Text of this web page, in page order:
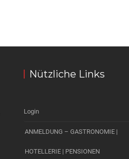
Nützliche Links
Login
ANMELDUNG – GASTRONOMIE |
HOTELLERIE | PENSIONEN